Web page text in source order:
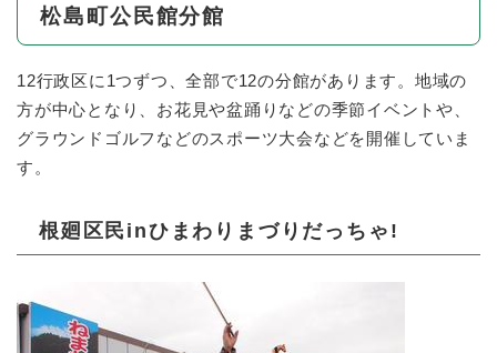
松島町公民館分館
12行政区に1つずつ、全部で12の分館があります。地域の
方が中心となり、お花見や盆踊りなどの季節イベントや、
グラウンドゴルフなどのスポーツ大会などを開催していま
す。
根廻区民inひまわりまづりだっちゃ!